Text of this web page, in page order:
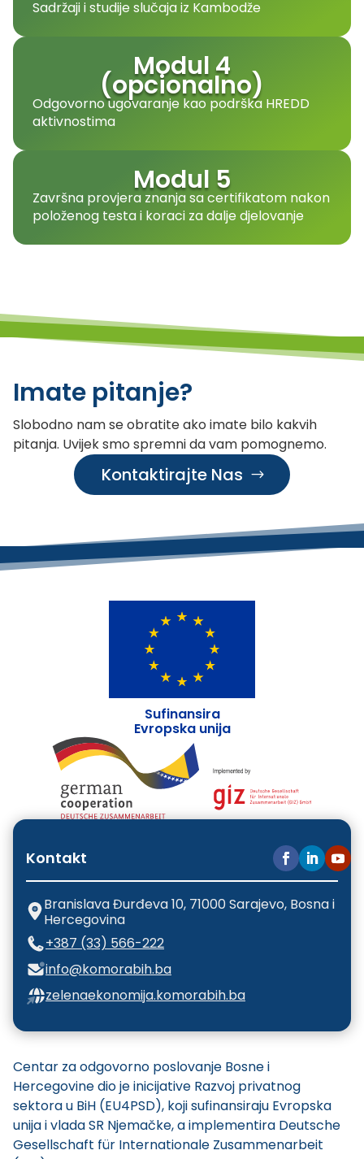
Sadržaji i studije slučaja iz Kambodže
Modul 4
(opcionalno)
Odgovorno ugovaranje kao podrška HREDD
aktivnostima
Modul 5
Završna provjera znanja sa certifikatom nakon
položenog testa i koraci za dalje djelovanje
Imate pitanje?
Slobodno nam se obratite ako imate bilo kakvih
pitanja. Uvijek smo spremni da vam pomognemo.
Kontaktirajte Nas
Sufinansira
Evropska unija
Kontakt
Branislava Đurđeva 10, 71000 Sarajevo, Bosna i
Hercegovina
+387 (33) 566-222
info@komorabih.ba
zelenaekonomija.komorabih.ba
Centar za odgovorno poslovanje Bosne i
Hercegovine dio je inicijative Razvoj privatnog
sektora u BiH (EU4PSD), koji sufinansiraju Evropska
unija i vlada SR Njemačke, a implementira Deutsche
Gesellschaft für Internationale Zusammenarbeit